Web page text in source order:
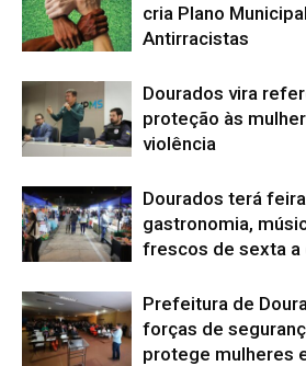
cria Plano
Antirracistas
Dourados vira
proteção às
violência
Dourados terá
gastronomia,
frescos de sexta a
Prefeitura de
forças de
protege mulheres